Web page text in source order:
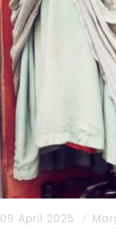
09 April 2025